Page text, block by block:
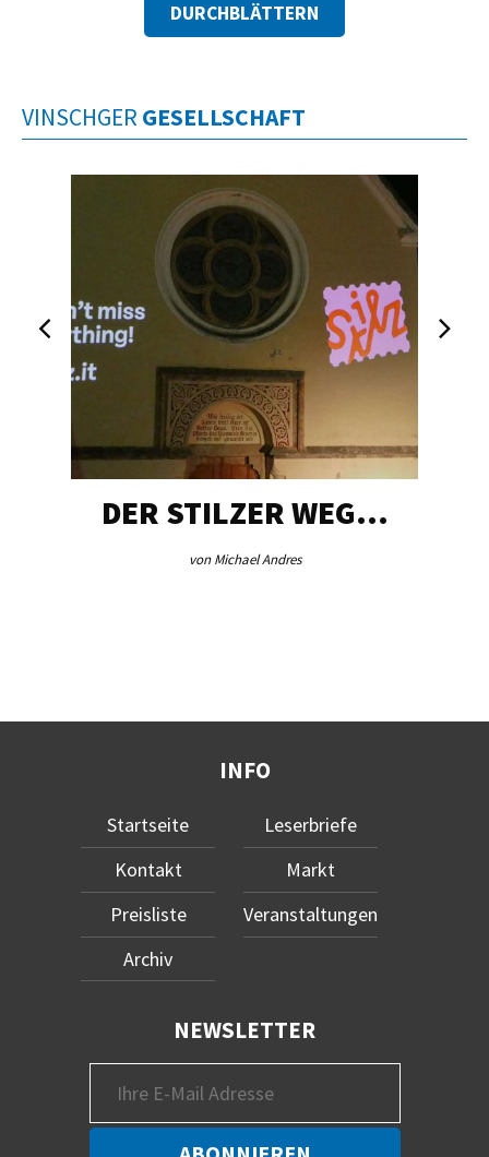
DURCHBLÄTTERN
VINSCHGER GESELLSCHAFT
DER STILZER WEG…
von Michael Andres
INFO
Startseite
Kontakt
Preisliste
Archiv
Leserbriefe
Markt
Veranstaltungen
NEWSLETTER